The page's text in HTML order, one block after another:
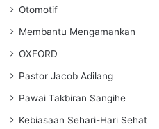
Otomotif
Membantu Mengamankan
OXFORD
Pastor Jacob Adilang
Pawai Takbiran Sangihe
Kebiasaan Sehari-Hari Sehat